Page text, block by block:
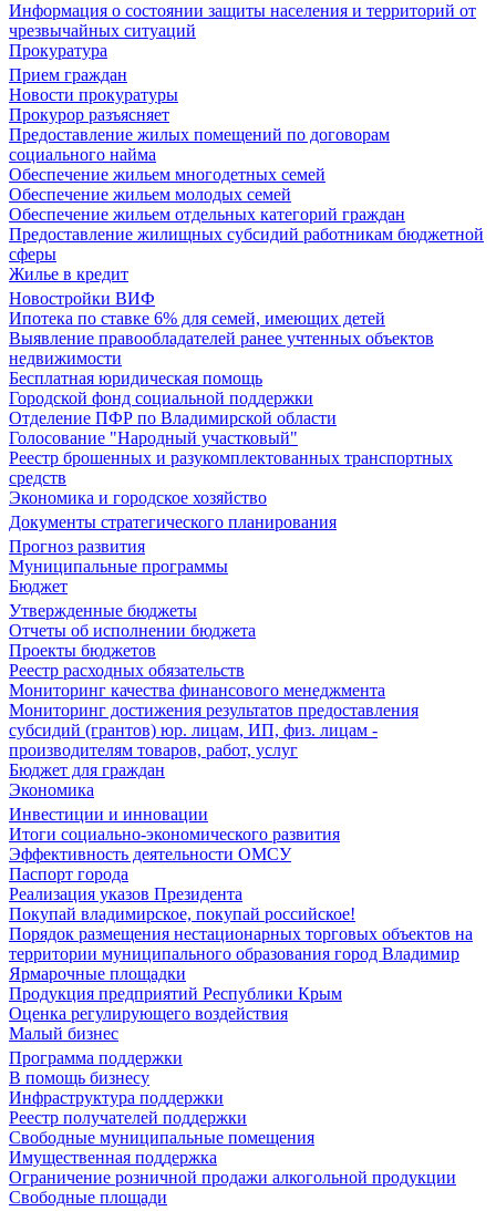
Информация о состоянии защиты населения и территорий от
чрезвычайных ситуаций
Прокуратура
Прием граждан
Новости прокуратуры
Прокурор разъясняет
Предоставление жилых помещений по договорам
социального найма
Обеспечение жильем многодетных семей
Обеспечение жильем молодых семей
Обеспечение жильем отдельных категорий граждан
Предоставление жилищных субсидий работникам бюджетной
сферы
Жилье в кредит
Новостройки ВИФ
Ипотека по ставке 6% для семей, имеющих детей
Выявление правообладателей ранее учтенных объектов
недвижимости
Бесплатная юридическая помощь
Городской фонд социальной поддержки
Отделение ПФР по Владимирской области
Голосование "Народный участковый"
Реестр брошенных и разукомплектованных транспортных
средств
Экономика и городское хозяйство
Документы стратегического планирования
Прогноз развития
Муниципальные программы
Бюджет
Утвержденные бюджеты
Отчеты об исполнении бюджета
Проекты бюджетов
Реестр расходных обязательств
Мониторинг качества финансового менеджмента
Мониторинг достижения результатов предоставления
субсидий (грантов) юр. лицам, ИП, физ. лицам -
производителям товаров, работ, услуг
Бюджет для граждан
Экономика
Инвестиции и инновации
Итоги социально-экономического развития
Эффективность деятельности ОМСУ
Паспорт города
Реализация указов Президента
Покупай владимирское, покупай российское!
Порядок размещения нестационарных торговых объектов на
территории муниципального образования город Владимир
Ярмарочные площадки
Продукция предприятий Республики Крым
Оценка регулирующего воздействия
Малый бизнес
Программа поддержки
В помощь бизнесу
Инфраструктура поддержки
Реестр получателей поддержки
Свободные муниципальные помещения
Имущественная поддержка
Ограничение розничной продажи алкогольной продукции
Свободные площади